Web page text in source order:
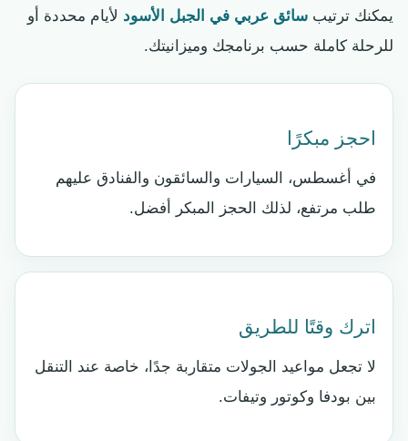
يمكنك ترتيب سائق عربي في الجبل الأسود لأيام محددة أو
للرحلة كاملة حسب برنامجك وميزانيتك.
احجز مبكرًا
في أغسطس، السيارات والسائقون والفنادق عليهم
طلب مرتفع، لذلك الحجز المبكر أفضل.
اترك وقتًا للطريق
لا تجعل مواعيد الجولات متقاربة جدًا، خاصة عند التنقل
بين بودفا وكوتور وتيفات.